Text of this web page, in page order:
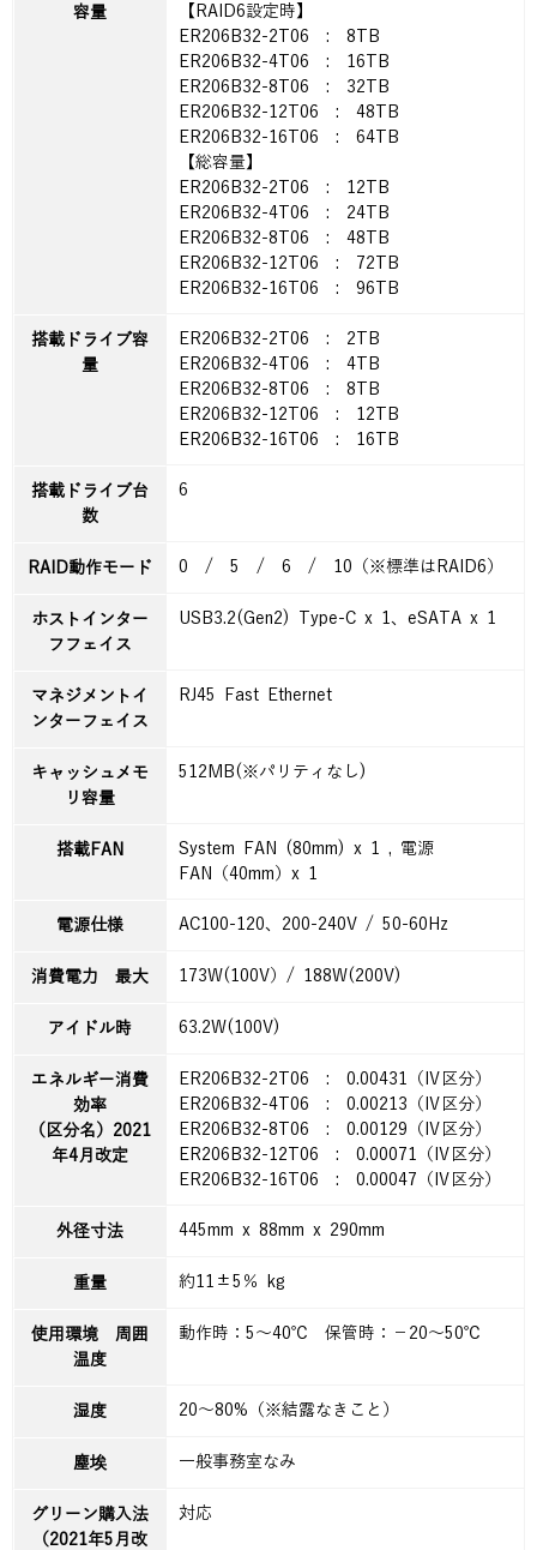
容量
【RAID6設定時】
ER206B32-2T06 : 8TB
ER206B32-4T06 : 16TB
ER206B32-8T06 : 32TB
ER206B32-12T06 : 48TB
ER206B32-16T06 : 64TB
【総容量】
ER206B32-2T06 : 12TB
ER206B32-4T06 : 24TB
ER206B32-8T06 : 48TB
ER206B32-12T06 : 72TB
ER206B32-16T06 : 96TB
搭載ドライブ容
量
ER206B32-2T06 : 2TB
ER206B32-4T06 : 4TB
ER206B32-8T06 : 8TB
ER206B32-12T06 : 12TB
ER206B32-16T06 : 16TB
搭載ドライブ台
数
6
RAID動作モード 0 / 5 / 6 / 10（※標準はRAID6）
ホストインター
フフェイス
USB3.2(Gen2) Type-C x 1、eSATA x 1
マネジメントイ
ンターフェイス
RJ45 Fast Ethernet
キャッシュメモ
リ容量
512MB(※パリティなし)
搭載FAN
System FAN (80mm) x 1 , 電源
FAN（40mm）x 1
電源仕様 AC100-120、200-240V / 50-60Hz
消費電力 最大 173W(100V）/ 188W(200V)
アイドル時 63.2W(100V)
エネルギー消費
効率
（区分名）2021
年4月改定
ER206B32-2T06 : 0.00431（Ⅳ区分）
ER206B32-4T06 : 0.00213（Ⅳ区分）
ER206B32-8T06 : 0.00129（Ⅳ区分）
ER206B32-12T06 : 0.00071（Ⅳ区分）
ER206B32-16T06 : 0.00047（Ⅳ区分）
外径寸法 445mm x 88mm x 290mm
重量 約11±5％ kg
使用環境 周囲
温度
動作時：5～40℃ 保管時：－20～50℃
湿度 20～80%（※結露なきこと）
塵埃 一般事務室なみ
グリーン購入法
（2021年5月改
対応